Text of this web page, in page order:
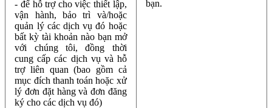
bạn.
- để hỗ trợ cho việc thiết lập,
vận hành, bảo trì và/hoặc
quản lý các dịch vụ đó hoặc
bất kỳ tài khoản nào bạn mở
với chúng tôi, đồng thời
cung cấp các dịch vụ và hỗ
trợ liên quan (bao gồm cả
mục đích thanh toán hoặc xử
lý đơn đặt hàng và đơn đăng
ký cho các dịch vụ đó)